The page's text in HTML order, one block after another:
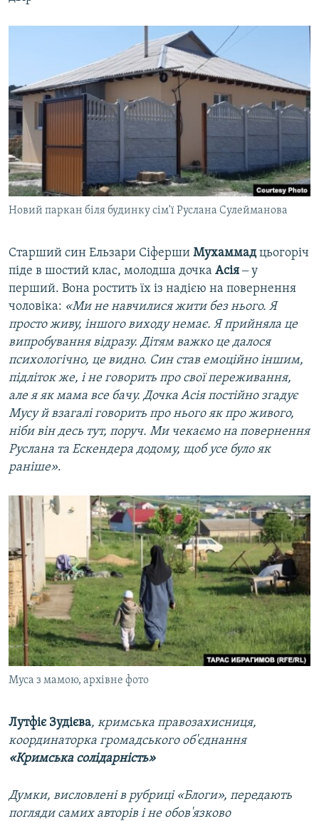
Новий паркан біля будинку сім'ї Руслана Сулейманова
Старший син Ельзари Сіферши Мухаммадцьогоріч
піде в шостий клас, молодша дочка Асія‒ у
перший. Вона ростить їх із надією на повернення
чоловіка: «Ми не навчилися жити без нього. Я
просто живу, іншого виходу немає. Я прийняла це
випробування відразу. Дітям важко це далося
психологічно, це видно. Син став емоційно іншим,
підліток же, і не говорить про свої переживання,
але я як мама все бачу. Дочка Асія постійно згадує
Мусу й взагалі говорить про нього як про живого,
ніби він десь тут, поруч. Ми чекаємо на повернення
Руслана та Ескендера додому, щоб усе було як
раніше».
Муса з мамою, архівне фото
Лутфіє Зудієва, кримська правозахисниця,
координаторка громадського об'єднання
«Кримська солідарність»
Думки, висловлені в рубриці «Блоги», передають
погляди самих авторів і не обов'язково